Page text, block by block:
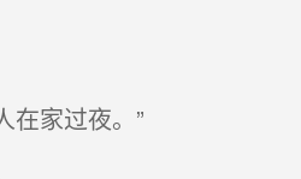
在家过夜。”